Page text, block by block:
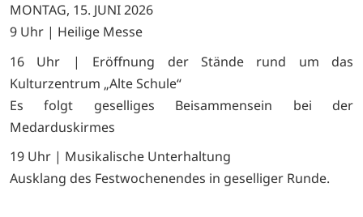
MONTAG, 15. JUNI 2026
9 Uhr | Heilige Messe
16 Uhr | Eröffnung der Stände rund um das
Kulturzentrum „Alte Schule“
Es folgt geselliges Beisammensein bei der
Medarduskirmes
19 Uhr | Musikalische Unterhaltung
Ausklang des Festwochenendes in geselliger Runde.